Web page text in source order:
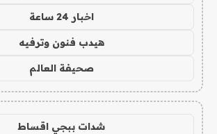
اخبار 24 ساعة
هيدب فنون وترفيه
صحيفة العالم
شدات ببجي اقساط